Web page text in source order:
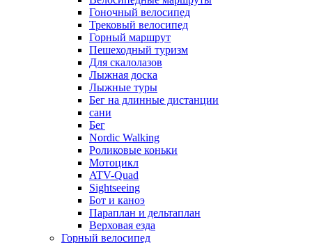
Гоночный велосипед
Трековый велосипед
Горный маршрут
Пешеходный туризм
Для скалолазов
Лыжная доска
Лыжные туры
Бег на длинные дистанции
сани
Бег
Nordic Walking
Роликовые коньки
Мотоцикл
ATV-Quad
Sightseeing
Бот и каноэ
Параплан и дельтаплан
Верховая езда
Горный велосипед